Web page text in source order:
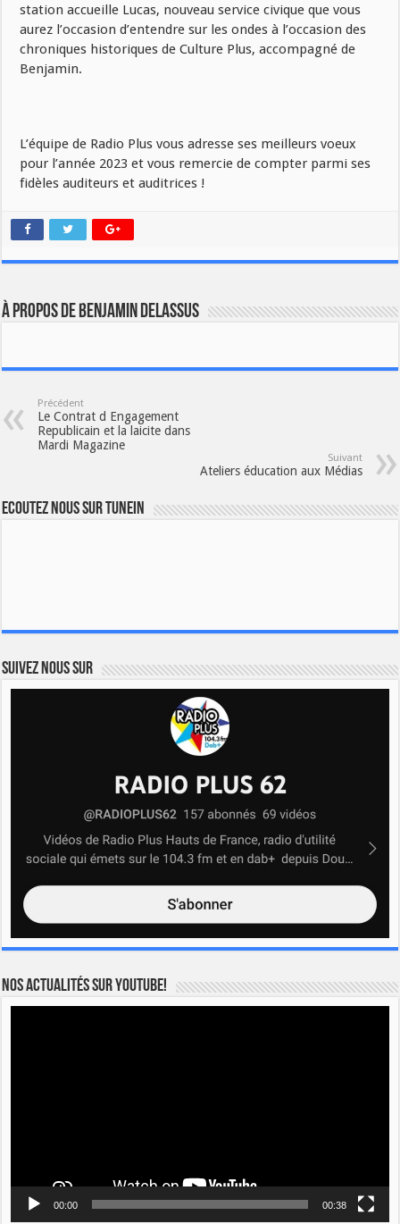
station accueille Lucas, nouveau service civique que vous
aurez l’occasion d’entendre sur les ondes à l’occasion des
chroniques historiques de Culture Plus, accompagné de
Benjamin.
L’équipe de Radio Plus vous adresse ses meilleurs voeux
pour l’année 2023 et vous remercie de compter parmi ses
fidèles auditeurs et auditrices !
À propos de benjamin delassus
Précédent
Le Contrat d Engagement
Republicain et la laicite dans
Mardi Magazine
Suivant
Ateliers éducation aux Médias
Ecoutez nous sur TuneIn
Suivez nous sur
Nos actualités sur YOUTUBE!
00:00 00:38